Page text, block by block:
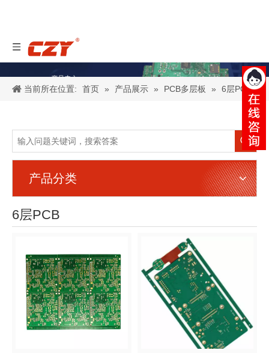
当前所在位置: 首页 » 产品展示 » PCB多层板 » 6层PCB
产品分类
6层PCB